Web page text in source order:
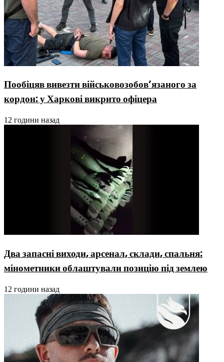
Пообіцяв вивезти військовозобов’язаного за
кордон: у Харкові викрито офіцера
12 години назад
Два запасні виходи, арсенал, склади, спальня:
мінометники облаштували позицію під землею
12 години назад